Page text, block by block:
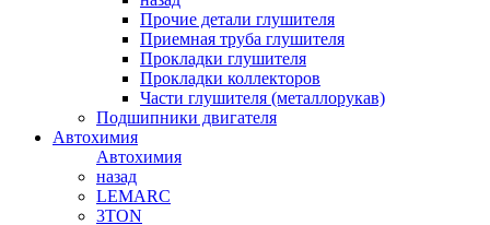
Прочие детали глушителя
Приемная труба глушителя
Прокладки глушителя
Прокладки коллекторов
Части глушителя (металлорукав)
Подшипники двигателя
Автохимия
Автохимия
назад
LEMARC
3TON